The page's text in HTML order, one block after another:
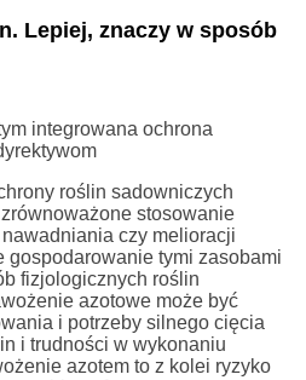
Lepiej, znaczy w sposób
integrowana ochrona
roślin sadowniczych
stosowanie
czy melioracji
gospodarowanie tymi zasobami
fizjologicznych roślin
azotowe może być
i potrzeby silnego cięcia
i trudności w wykonaniu
azotem to z kolei ryzyko